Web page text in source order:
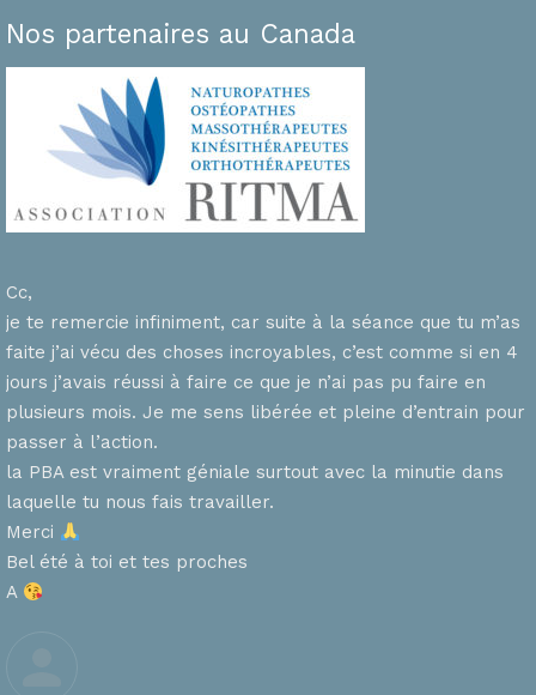
Nos partenaires au Canada
Cc,
je te remercie infiniment, car suite à la séance que tu m’as
faite j’ai vécu des choses incroyables, c’est comme si en 4
jours j’avais réussi à faire ce que je n’ai pas pu faire en
plusieurs mois. Je me sens libérée et pleine d’entrain pour
passer à l’action.
la PBA est vraiment géniale surtout avec la minutie dans
laquelle tu nous fais travailler.
Merci
Bel été à toi et tes proches
A